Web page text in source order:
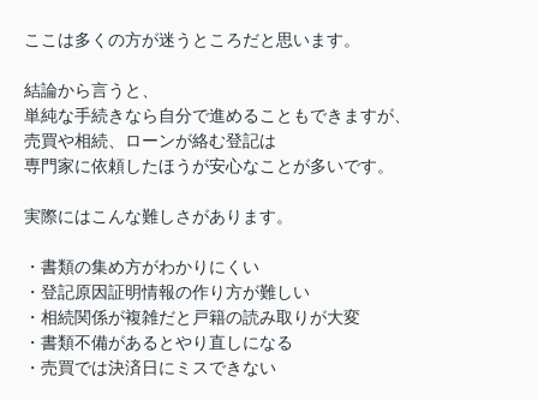
ここは多くの方が迷うところだと思います。
結論から言うと、
単純な手続きなら自分で進めることもできますが、
売買や相続、ローンが絡む登記は
専門家に依頼したほうが安心なことが多いです。
実際にはこんな難しさがあります。
・書類の集め方がわかりにくい
・登記原因証明情報の作り方が難しい
・相続関係が複雑だと戸籍の読み取りが大変
・書類不備があるとやり直しになる
・売買では決済日にミスできない